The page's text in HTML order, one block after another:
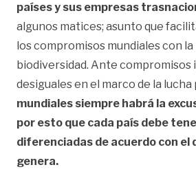
países y sus empresas
algunos matices; asunto que
los compromisos mundiales con
biodiversidad. Ante compromisos
desiguales en el marco de la lucha
mundiales siempre habrá la
por esto que cada país debe
diferenciadas de acuerdo con el
genera.